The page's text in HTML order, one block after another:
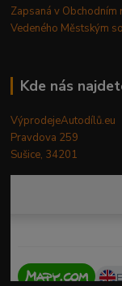
Zapsaná v Obchodním
Vedeného Městským
Kde nás
VýprodejeAutodílů.eu
Pravdova 259
Sušice, 34201